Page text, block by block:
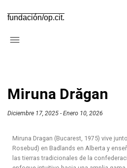
fundación/op.cit.
Miruna Drăgan
Diciembre 17, 2025 - Enero 10, 2026
Miruna Dragan (Bucarest, 1975) vive
Rosebud) en Badlands en Alberta y
las tierras tradicionales de la